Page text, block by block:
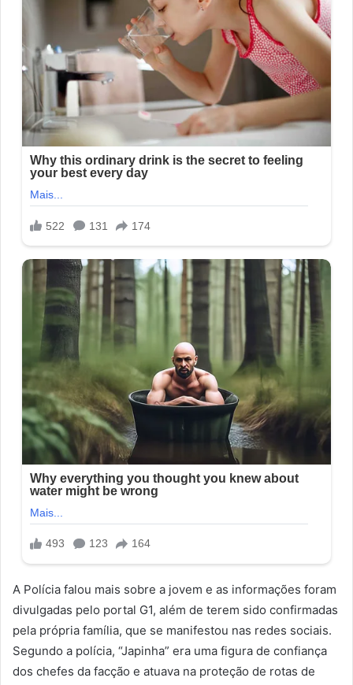
A Polícia falou mais sobre a jovem e as informações foram
divulgadas pelo portal G1, além de terem sido confirmadas
pela própria família, que se manifestou nas redes sociais.
Segundo a polícia, “Japinha” era uma figura de confiança
dos chefes da facção e atuava na proteção de rotas de